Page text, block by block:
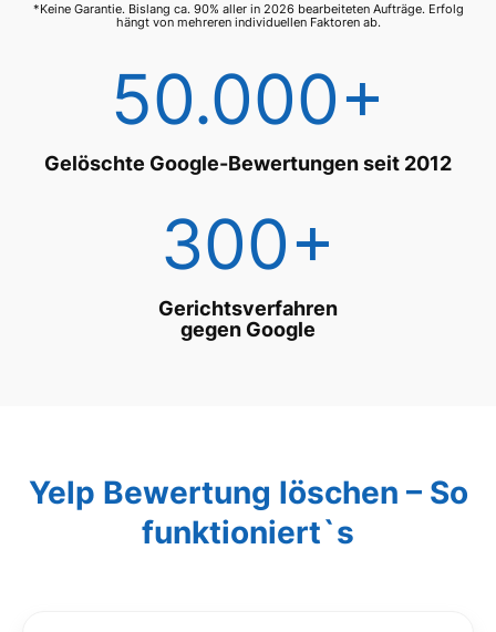
*Keine Garantie. Bislang ca. 90% aller in 2026 bearbeiteten Aufträge. Erfolg
hängt von mehreren individuellen Faktoren ab.
50.000+
Gelöschte Google-Bewertungen seit 2012
300+
Gerichtsverfahren
gegen Google
Yelp Bewertung löschen – So
funktioniert`s